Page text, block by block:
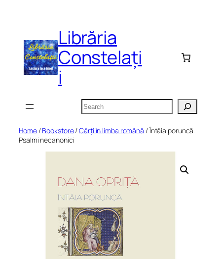
Librăria
Constelați
i
Search
Home/Bookstore/Cărți în limba română / Întâia poruncă.
Psalmi necanonici